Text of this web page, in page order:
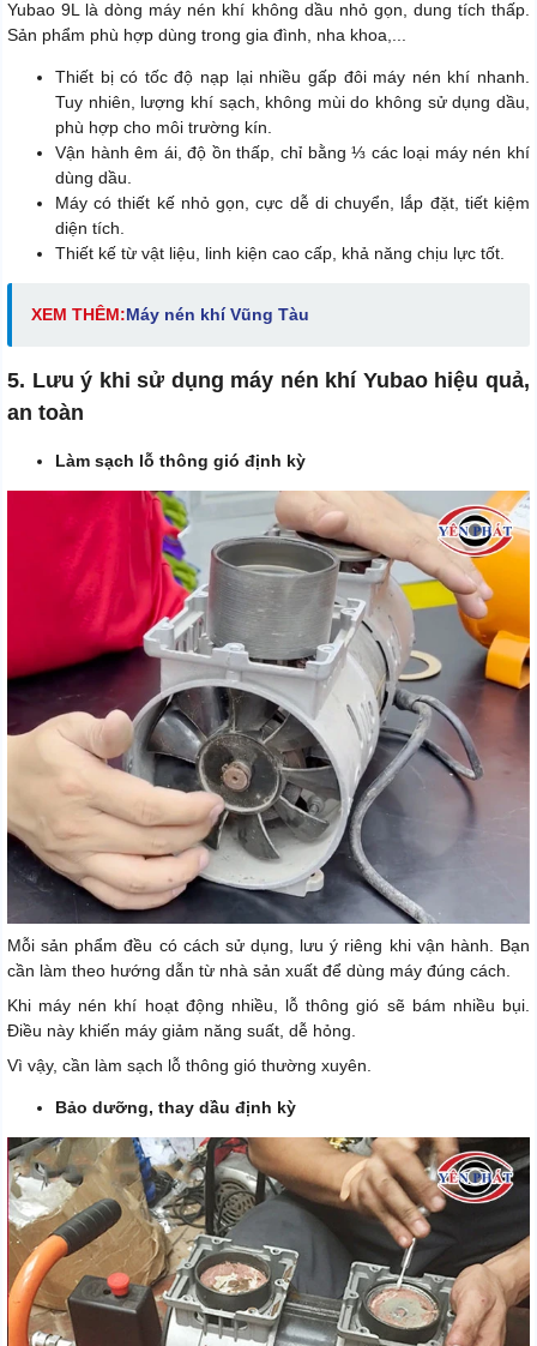
Yubao 9L là dòng máy nén khí không dầu nhỏ gọn, dung tích thấp.
Sản phẩm phù hợp dùng trong gia đình, nha khoa,...
Thiết bị có tốc độ nạp lại nhiều gấp đôi máy nén khí nhanh.
Tuy nhiên, lượng khí sạch, không mùi do không sử dụng dầu,
phù hợp cho môi trường kín.
Vận hành êm ái, độ ồn thấp, chỉ bằng ⅓ các loại máy nén khí
dùng dầu.
Máy có thiết kế nhỏ gọn, cực dễ di chuyển, lắp đặt, tiết kiệm
diện tích.
Thiết kế từ vật liệu, linh kiện cao cấp, khả năng chịu lực tốt.
XEM THÊM:Máy nén khí Vũng Tàu
5. Lưu ý khi sử dụng máy nén khí Yubao hiệu quả,
an toàn
Làm sạch lỗ thông gió định kỳ
Mỗi sản phẩm đều có cách sử dụng, lưu ý riêng khi vận hành. Bạn
cần làm theo hướng dẫn từ nhà sản xuất để dùng máy đúng cách.
Khi máy nén khí hoạt động nhiều, lỗ thông gió sẽ bám nhiều bụi.
Điều này khiến máy giảm năng suất, dễ hỏng.
Vì vậy, cần làm sạch lỗ thông gió thường xuyên.
Bảo dưỡng, thay dầu định kỳ